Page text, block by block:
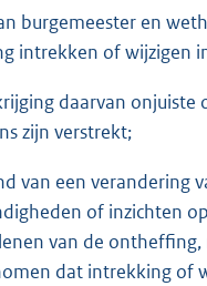
burgemeester en
intrekken of wijzigen
daarvan onjuiste
zijn verstrekt;
van een verandering
of inzichten
van de
dat intrekking of